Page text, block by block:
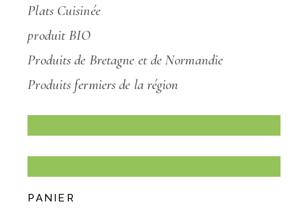
Plats Cuisinée
produit BIO
Produits de Bretagne et de Normandie
Produits fermiers de la région
PANIER